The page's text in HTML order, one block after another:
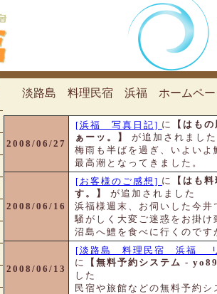
淡路島 料理民宿 浜福 ホームペー
2008/06/27
[浜福 写真日記] に
【はも
ぁーッ。】
が追加されました
梅雨も半ばを過ぎ、いよい
最高潮となってきました。
2008/06/16
[お客様のご感想] に
【はも
す。】
が追加されました
浜福様週末、お伺いした今
騒がしく大変ご迷惑をお掛
沼島へ鱧を食べに行くので
2008/06/13
[淡路島 料理民宿 浜福 リ
に
【無料予約システム -
した
民宿や旅館などの無料予約